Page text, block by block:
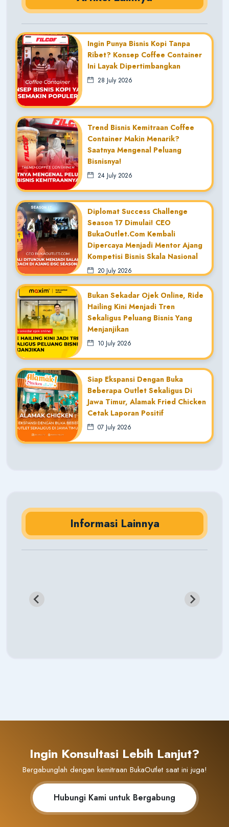
Ingin Punya Bisnis Kopi Tanpa
Ribet? Konsep Coffee Container
Ini Layak Dipertimbangkan
28 July 2026
Trend Bisnis Kemitraan Coffee
Container Makin Menarik?
Saatnya Mengenal Peluang
Bisnisnya!
24 July 2026
Diplomat Success Challenge
Season 17 Dimulai! CEO
BukaOutlet.com Kembali
Dipercaya Menjadi Mentor Ajang
Kompetisi Bisnis Skala Nasional
20 July 2026
Bukan Sekadar Ojek Online, Ride
Hailing Kini Menjadi Tren
Sekaligus Peluang Bisnis Yang
Menjanjikan
10 July 2026
Siap Ekspansi Dengan Buka
Beberapa Outlet Sekaligus Di
Jawa Timur, Alamak Fried Chicken
Cetak Laporan Positif
07 July 2026
Informasi Lainnya
Ingin Konsultasi Lebih Lanjut?
Bergabunglah dengan kemitraan BukaOutlet saat ini juga!
Hubungi Kami untuk Bergabung